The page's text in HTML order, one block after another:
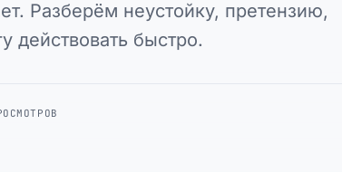
Разберём неустойку, претензию,
действовать быстро.